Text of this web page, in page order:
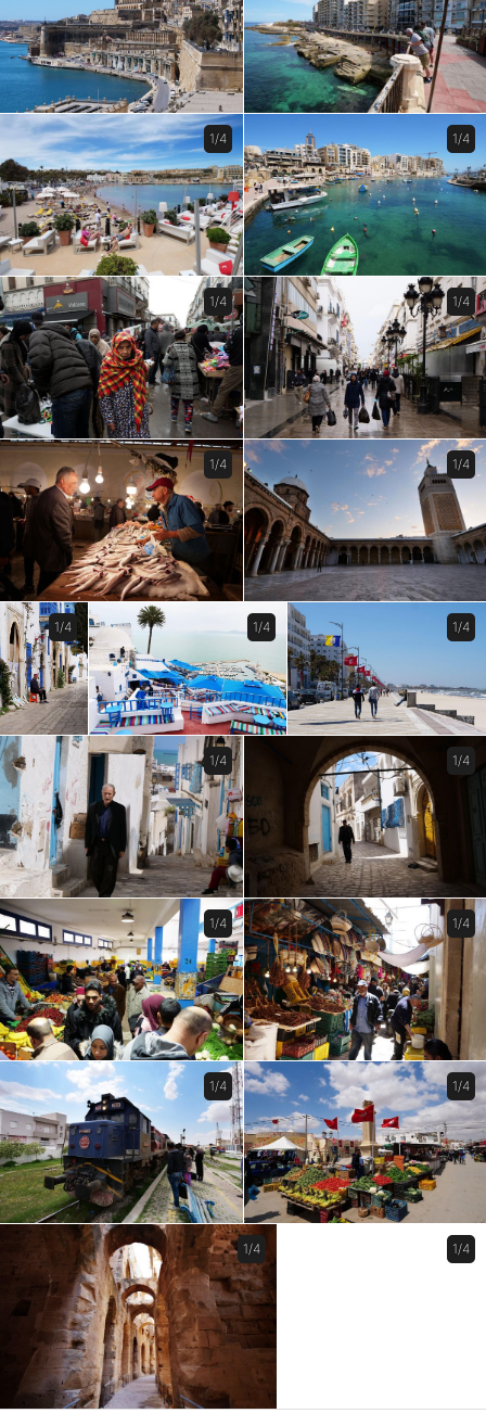
1/4 1/4
1/4 1/4
1/4 1/4
1/4 1/4 1/4
1/4 1/4
1/4 1/4
1/4 1/4
1/4 1/4